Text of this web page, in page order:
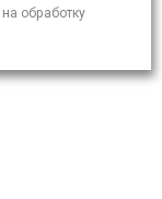
обработку